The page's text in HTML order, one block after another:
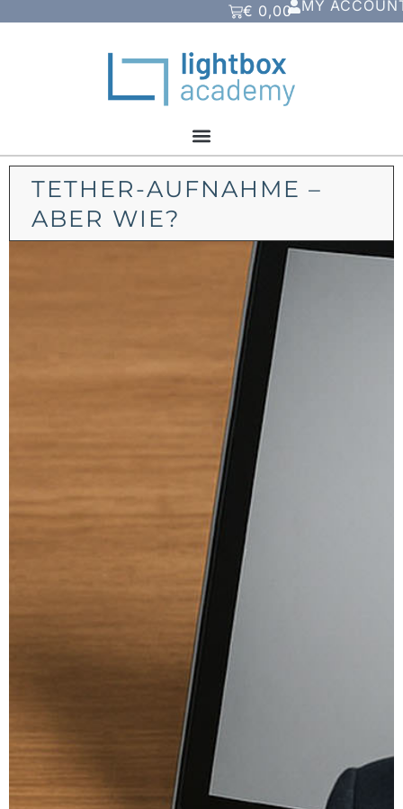
MY
€ 0,00
TETHER-AUFNAHME –
ABER WIE?